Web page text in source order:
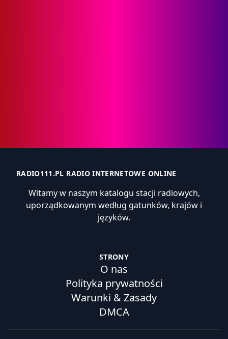
RADIO111.PL RADIO INTERNETOWE ONLINE
Witamy w naszym katalogu stacji radiowych,
uporządkowanym według gatunków, krajów i
języków.
STRONY
O nas
Polityka prywatności
Warunki & Zasady
DMCA